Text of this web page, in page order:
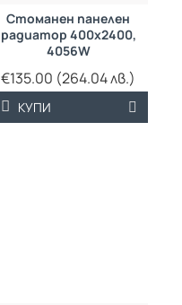
Стоманен панелен
радиатор 400х2400,
4056W
€135.00 (264.04 лв.)
КУПИ